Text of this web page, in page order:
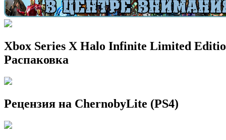
Xbox Series X Halo Infinite Limited
Распаковка
Рецензия на ChernobyLite (PS4)